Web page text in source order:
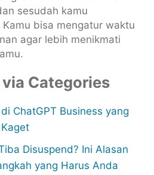
sesudah kamu
bisa mengatur waktu
agar lebih menikmati
Categories
ChatGPT Business yang
Disuspend? Ini Alasan
yang Harus Anda